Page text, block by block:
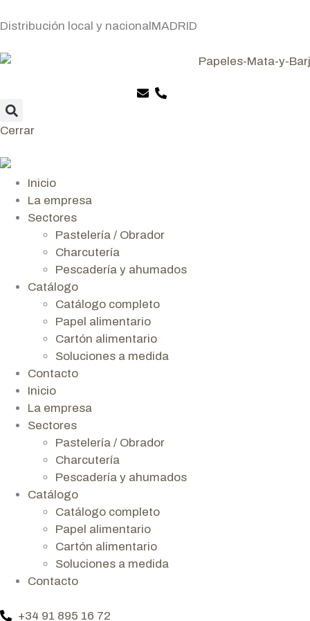
Distribución local y nacionalMADRID
Cerrar
Inicio
La empresa
Sectores
Pastelería / Obrador
Charcutería
Pescadería y ahumados
Catálogo
Catálogo completo
Papel alimentario
Cartón alimentario
Soluciones a medida
Contacto
Inicio
La empresa
Sectores
Pastelería / Obrador
Charcutería
Pescadería y ahumados
Catálogo
Catálogo completo
Papel alimentario
Cartón alimentario
Soluciones a medida
Contacto
+34 91 895 16 72